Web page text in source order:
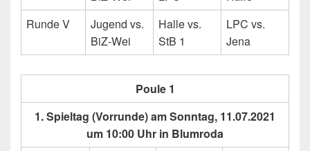
Runde V
Jugend vs.
BiZ-Wei
Halle vs.
StB 1
LPC vs.
Jena
Poule 1
1. Spieltag (Vorrunde) am Sonntag, 11.07.2021
um 10:00 Uhr in Blumroda